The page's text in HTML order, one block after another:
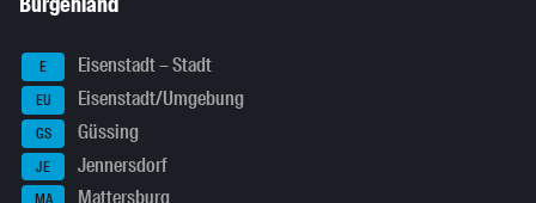
E Eisenstadt – Stadt
EU Eisenstadt/Umgebung
GS Güssing
JE Jennersdorf